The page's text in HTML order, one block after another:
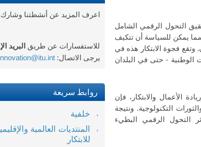
التحول الرقمي الشامل
مما يمكن للسياسة أن تتكيف
وتقع فجوة الابتكار هذه في
الوطنية - حتى في البلدان
الأعمال والابتكار، فإن
التكنولوجية. ونتيجة
التحول الرقمي البطيء
​اعرف ا لمزيد عن أنشطتنا
للاستفسارات عن طريق البريد
يرجى الاتصال:
روابط سريعة
خلفية
المنتديات العالمية
للابتكار